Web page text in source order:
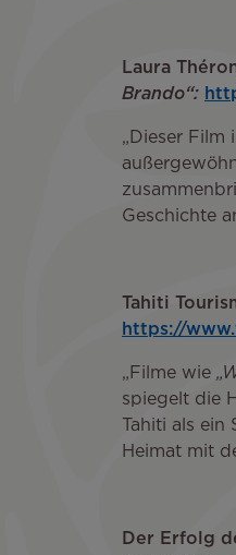
Laura
Brando“:
„Dieser Film
Geschichte
Tahiti
https://
„Filme wie
spiegelt die
Tahiti als
Heimat mit
Der Erfolg